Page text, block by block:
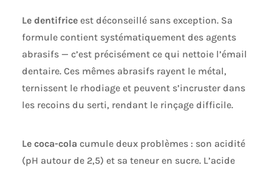
Le dentifriceest déconseillé sans exception. Sa
formule contient systématiquement des agents
abrasifs — c’est précisément ce qui nettoie l’émail
dentaire. Ces mêmes abrasifs rayent le métal,
ternissent le rhodiage et peuvent s’incruster dans
les recoins du serti, rendant le rinçage difficile.
Le coca-cola cumule deux problèmes : son acidité
(pH autour de 2,5) et sa teneur en sucre. L’acide